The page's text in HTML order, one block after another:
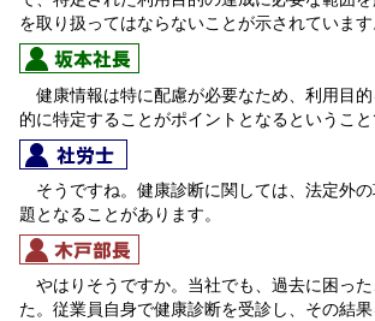
を取り扱ってはならないことが示されています
健康情報は特に配慮が必要なため、利用目
的に特定することがポイントとなるということ
そうですね。健康診断に関しては、法定外の
題となることがあります。
やはりそうですか。当社でも、過去に困った
た。従業員自身で健康診断を受診し、その結